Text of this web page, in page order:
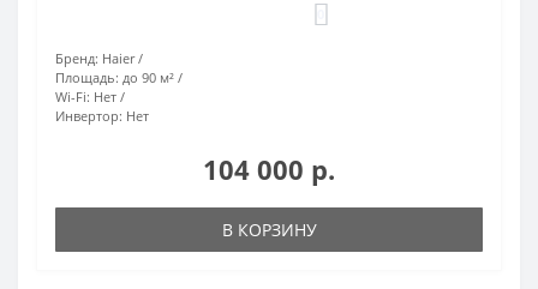
Бренд: Haier
Площадь: до 90 м²
Wi-Fi: Нет
Инвертор: Нет
104 000 р.
В КОРЗИНУ